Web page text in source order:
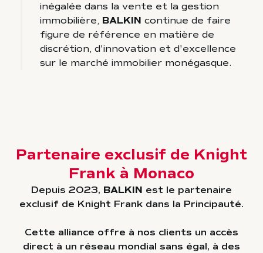
inégalée dans la vente et la gestion
immobilière, BALKIN continue de faire
figure de référence en matière de
discrétion, d'innovation et d'excellence
sur le marché immobilier monégasque.
Partenaire exclusif de Knight
Frank à Monaco
Depuis 2023, BALKIN est le partenaire
exclusif de Knight Frank dans la Principauté.
Cette alliance offre à nos clients un accès
direct à un réseau mondial sans égal, à des